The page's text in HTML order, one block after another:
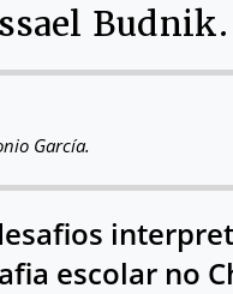
Budnik.
García.
escolar no